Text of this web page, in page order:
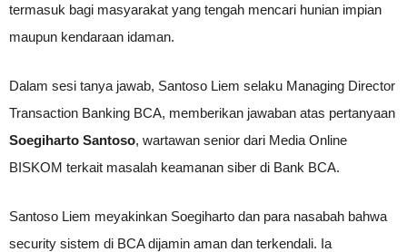
termasuk bagi masyarakat yang tengah mencari hunian impian
maupun kendaraan idaman.
Dalam sesi tanya jawab, Santoso Liem selaku Managing Director
Transaction Banking BCA, memberikan jawaban atas pertanyaan
Soegiharto Santoso, wartawan senior dari Media Online
BISKOM terkait masalah keamanan siber di Bank BCA.
Santoso Liem meyakinkan Soegiharto dan para nasabah bahwa
security sistem di BCA dijamin aman dan terkendali. Ia